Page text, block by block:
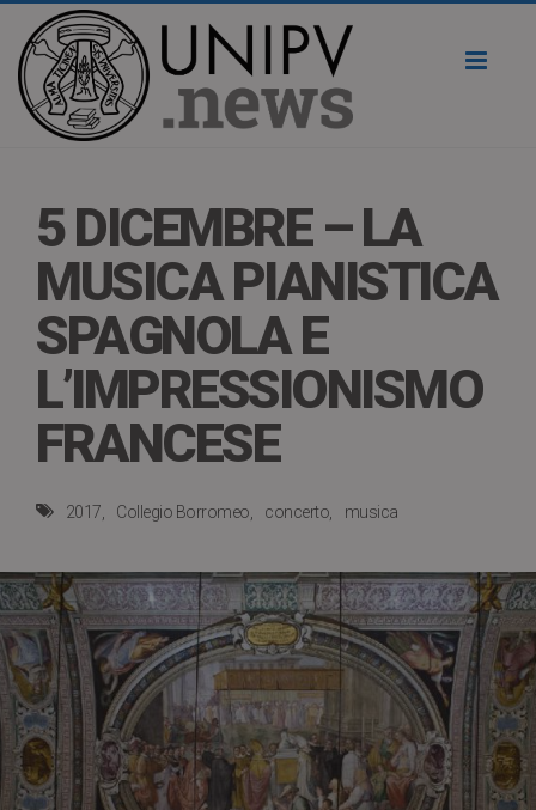
5 DICEMBRE – LA
MUSICA PIANISTICA
SPAGNOLA E
L’IMPRESSIONISMO
FRANCESE
2017 Collegio Borromeo concerto musica